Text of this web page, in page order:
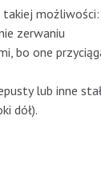
takiej możliwości:
zerwaniu
bo one
lub inne
dół).